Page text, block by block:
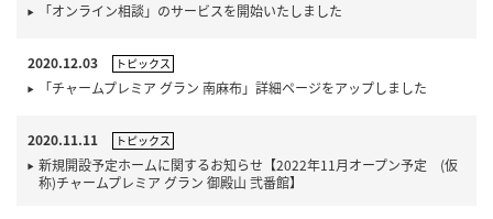
「オンライン相談」のサービスを開始いたしました
2020.12.03 トピックス
「チャームプレミア グラン 南麻布」詳細ページをアップしました
2020.11.11 トピックス
新規開設予定ホームに関するお知らせ【2022年11月オープン予定 (仮
称)チャームプレミア グラン 御殿山 弐番館】